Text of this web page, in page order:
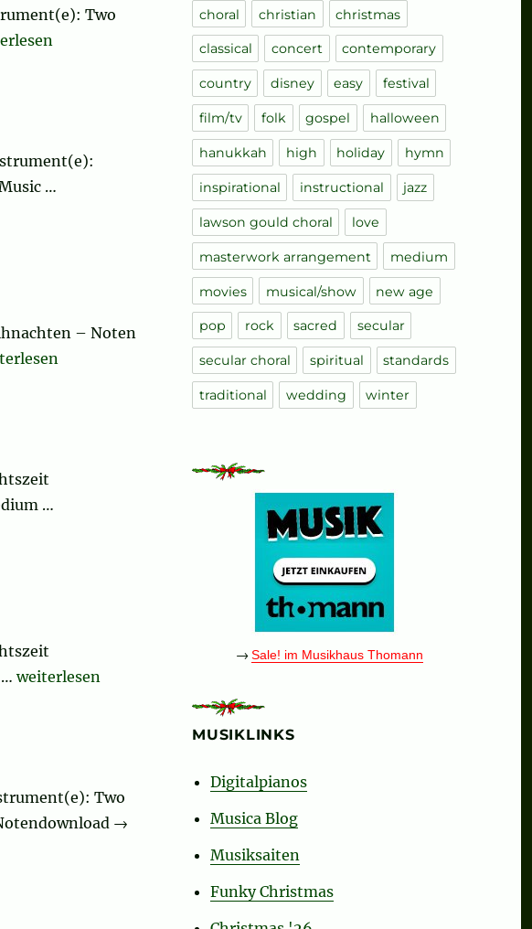
Two
Sheet Music and Carols“
…
– Noten
Sheet Music and Carols“
…
…„Pie Jesu (Blessed Jesu)“
weiterlesen
Two
→
choral christian christmas
classical concert contemporary
country disney easy festival
film/tv folk gospel halloween
hanukkah high holiday hymn
inspirational instructional jazz
lawson gould choral love
masterwork arrangement medium
movies musical/show new age
pop rock sacred secular
secular choral spiritual standards
traditional wedding winter
→Sale! im Musikhaus Thomann
MUSIKLINKS
Digitalpianos
Musica Blog
Musiksaiten
Funky Christmas